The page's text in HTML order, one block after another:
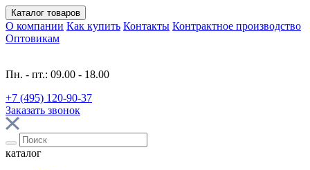
Каталог товаров
О компании Как купить Контакты Контрактное производство
Оптовикам
Пн. - пт.: 09.00 - 18.00
+7 (495) 120-90-37
Заказать звонок
каталог